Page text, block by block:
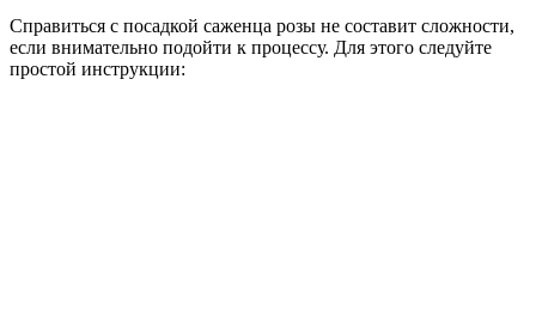
Справиться с посадкой саженца розы не составит сложности,
если внимательно подойти к процессу. Для этого следуйте
простой инструкции: